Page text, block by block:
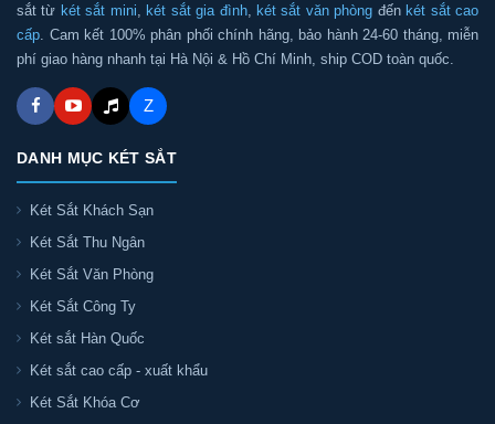
sắt từ két sắt mini ,két sắt gia đình, két sắt văn phòng đếnkét sắt cao
cấp . Cam kết 100% phân phối chính hãng, bảo hành 24-60 tháng, miễn
phí giao hàng nhanh tại Hà Nội & Hồ Chí Minh, ship COD toàn quốc.
Z
DANH MỤC KÉT SẮT
Két Sắt Khách Sạn
Két Sắt Thu Ngân
Két Sắt Văn Phòng
Két Sắt Công Ty
Két sắt Hàn Quốc
Két sắt cao cấp - xuất khẩu
Két Sắt Khóa Cơ